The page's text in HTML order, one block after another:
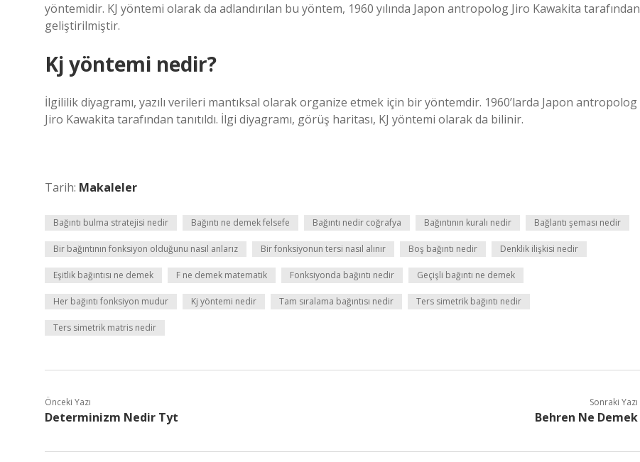
yöntemidir. KJ yöntemi olarak da adlandırılan bu yöntem, 1960 yılında Japon antropolog Jiro Kawakita tarafından
geliştirilmiştir.
Kj yöntemi nedir?
İlgililik diyagramı, yazılı verileri mantıksal olarak organize etmek için bir yöntemdir. 1960’larda Japon antropolog
Jiro Kawakita tarafından tanıtıldı. İlgi diyagramı, görüş haritası, KJ yöntemi olarak da bilinir.
Tarih: Makaleler
Bağıntı bulma stratejisi nedir Bağıntı ne demek felsefe Bağıntı nedir coğrafya Bağıntının kuralı nedir Bağlantı şeması nedir
Bir bağıntının fonksiyon olduğunu nasıl anlarız Bir fonksiyonun tersi nasıl alınır Boş bağıntı nedir Denklik ilişkisi nedir
Eşitlik bağıntısı ne demek F ne demek matematik Fonksiyonda bağıntı nedir Geçişli bağıntı ne demek
Her bağıntı fonksiyon mudur Kj yöntemi nedir Tam sıralama bağıntısı nedir Ters simetrik bağıntı nedir
Ters simetrik matris nedir
Önceki Yazı
Determinizm Nedir Tyt
Sonraki Yazı
Behren Ne Demek